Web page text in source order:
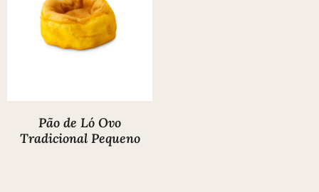
Pão de Ló Ovo
Tradicional Pequeno